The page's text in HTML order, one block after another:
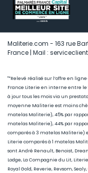
Maliterie.com - 163 rue
France | Mail :
"*Relevé réalisé sur l’offre en
France Literie en interne entre le
à jour tous les mois via un
moyenne Maliterie est moins
matelas Maliterie), 45% par
matelas Maliterie), 44% par
comparés à 3 matelas Maliterie)
Literie comparés à 1 matelas
sont André Renault, Benoist,
Lodge, La Compagnie du Lit,
Royal Gold, Reverie, Revsom,